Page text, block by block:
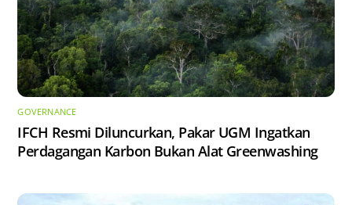
GOVERNANCE
IFCH Resmi Diluncurkan, Pakar UGM Ingatkan
Perdagangan Karbon Bukan Alat Greenwashing